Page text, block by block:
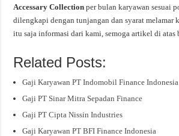
Accessary Collectionper bulan karyawan sesuai
dilengkapi dengan tunjangan dan syarat melamar
itu saja informasi dari kami, semoga artikel di atas
Related Posts:
Gaji Karyawan PT Indomobil Finance Indonesia
Gaji PT Sinar Mitra Sepadan Finance
Gaji PT Cipta Nissin Industries
Gaji Karyawan PT BFI Finance Indonesia